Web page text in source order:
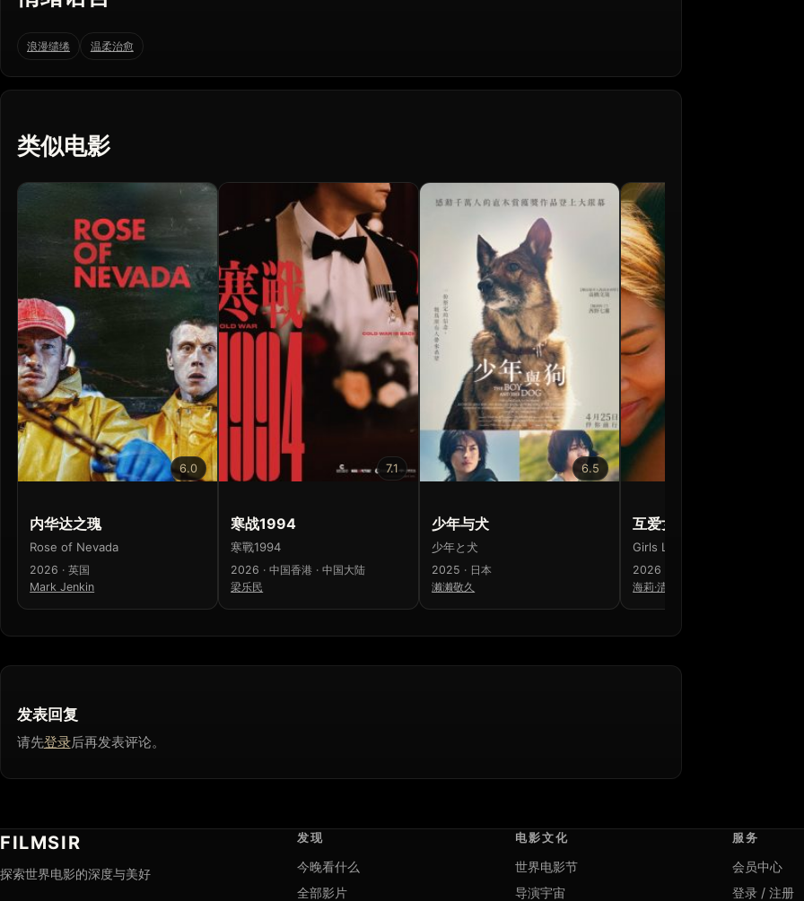
浪漫缱绻 温柔治愈
类似电影
6.0
内华达之瑰
Rose of Nevada
2026 · 英国
Mark Jenkin
7.1
寒战1994
寒戰1994
2026 · 中国香港 · 中国大陆
梁乐民
6.5
少年与犬
少年と犬
2025 · 日本
濑濑敬久
互爱女孩
Girls Like Girls
2026 · 美国 · 加拿大
海莉·清子
发表回复
请先登录后再发表评论。
FILMSIR
探索世界电影的深度与美好
发现
今晚看什么
全部影片
电影文化
世界电影节
导演宇宙
服务
会员中心
登录 / 注册